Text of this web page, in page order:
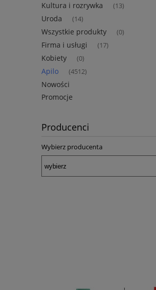
Kultura i rozrywka (13)
Uroda (14)
Wszystkie produkty (0)
Firma i usługi (17)
Kobiety (0)
Apilo (4512)
Nowości
Promocje
Producenci
Wybierz producenta